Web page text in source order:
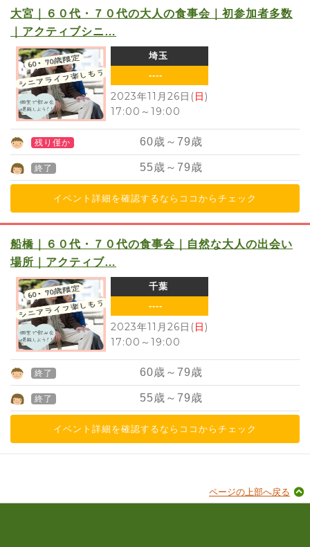
大宮｜６０代・７０代の大人の食事会｜初参加者多数
｜アクティブシニ…
埼玉
----
2023年11月26日(日)
17:00 ～ 19:00
残り僅か 60歳～79歳
終了 55歳～79歳
イベント詳細を確認するならココからチェック
船橋｜６０代・７０代の食事会｜自然な大人の出会い
場所｜アクティブ…
千葉
----
2023年11月26日(日)
17:00 ～ 19:00
終了 60歳～79歳
終了 55歳～79歳
イベント詳細を確認するならココからチェック
ページの上部へ戻る